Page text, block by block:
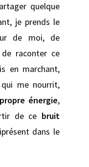
quelque
je prends le
de moi, de
raconter ce
en marchant,
me nourrit,
énergie,
de ce bruit
dans le